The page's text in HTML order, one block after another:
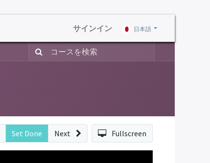
サインイン 日本語
Set Done Next Fullscreen